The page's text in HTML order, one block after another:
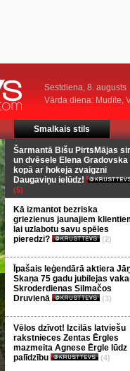
Sestdiena, 8. augusts
Vārda diena: Mudīte,
Smalkais stils
Šarmantā Bišu PirtsMājas
un dvēsele Elena Gradovska
kopā ar hokeja zvaigzni
Daugaviņu ielūdz!
(5)
Kā izmantot bezriska
griezienus jaunajiem
lai uzlabotu savu spēles
pieredzi?
(2)
Īpašais leģendārā aktiera
Skaņa 75 gadu jubilejas
Skroderdienas Silmačos
Druvienā
(3)
Vēlos dzīvot! Izcilās latviešu
rakstnieces Zentas Ērgles
mazmeita Agnese Ērgle lūdz
palīdzību
(4)